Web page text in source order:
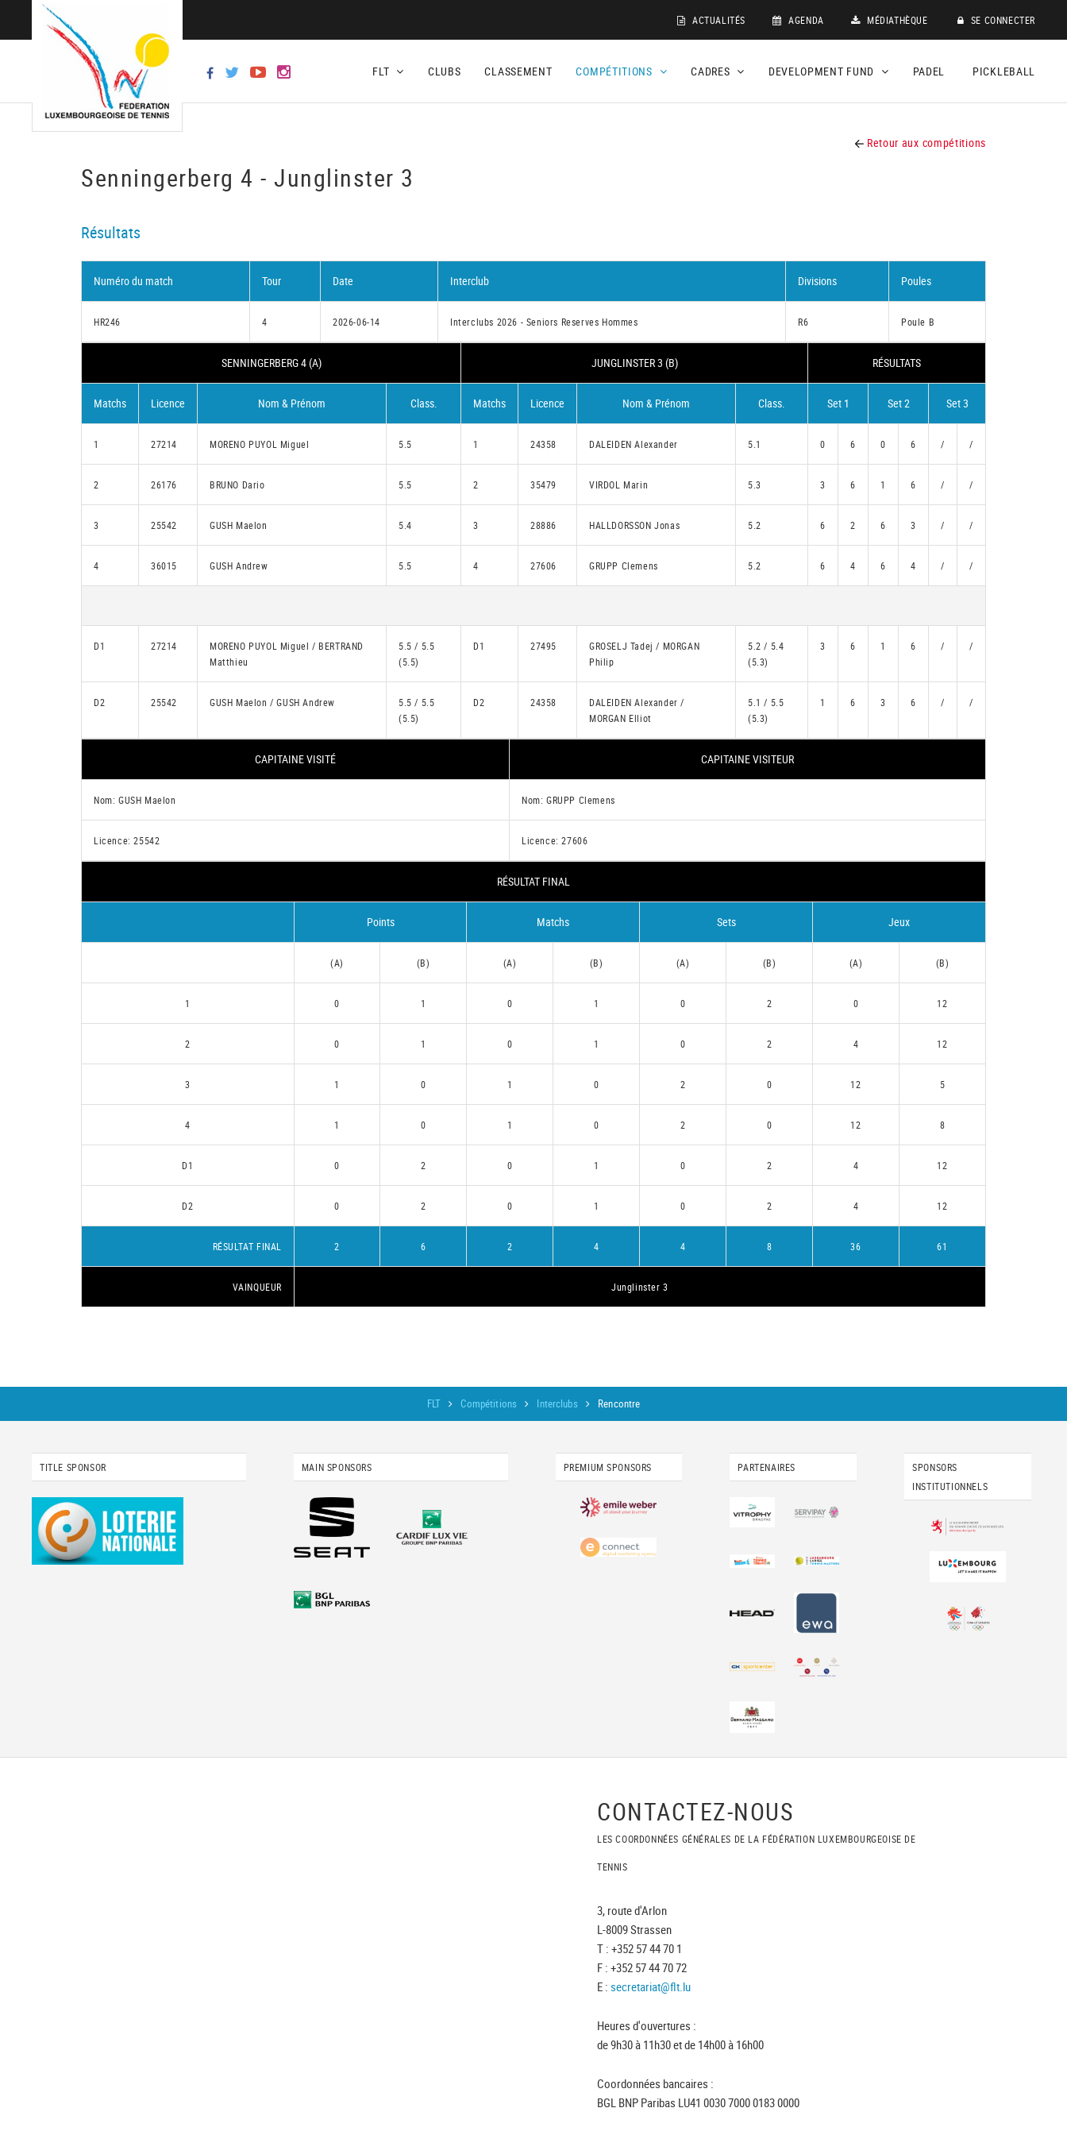
ACTUALITÉS AGENDA MÉDIATHÈQUE SE CONNECTER
FLT CLUBS CLASSEMENT COMPÉTITIONS CADRES DEVELOPMENT FUND PADEL PICKLEBALL
Retour aux compétitions
Senningerberg 4 - Junglinster 3
Résultats
Numéro du match Tour Date Interclub Divisions Poules
HR246 4 2026-06-14 Interclubs 2026 - Seniors Reserves Hommes R6 Poule B
SENNINGERBERG 4 (A) JUNGLINSTER 3 (B) RÉSULTATS
Matchs Licence Nom & Prénom Class. Matchs Licence Nom & Prénom Class. Set 1 Set 2 Set 3
1 27214 MORENO PUYOL Miguel 5.5 1 24358 DALEIDEN Alexander 5.1 0 6 0 6 / /
2 26176 BRUNO Dario 5.5 2 35479 VIRDOL Marin 5.3 3 6 1 6 / /
3 25542 GUSH Maelon 5.4 3 28886 HALLDORSSON Jonas 5.2 6 2 6 3 / /
4 36015 GUSH Andrew 5.5 4 27606 GRUPP Clemens 5.2 6 4 6 4 / /
D1 27214
MORENO PUYOL Miguel / BERTRAND
Matthieu
5.5 / 5.5
(5.5)
D1 27495
GROSELJ Tadej / MORGAN
Philip
5.2 / 5.4
(5.3)
3 6 1 6 / /
D2 25542 GUSH Maelon / GUSH Andrew
5.5 / 5.5
(5.5)
D2 24358
DALEIDEN Alexander /
MORGAN Elliot
5.1 / 5.5
(5.3)
1 6 3 6 / /
CAPITAINE VISITÉ CAPITAINE VISITEUR
Nom: GUSH Maelon Nom: GRUPP Clemens
Licence: 25542 Licence: 27606
RÉSULTAT FINAL
Points Matchs Sets Jeux
(A) (B) (A) (B) (A) (B) (A) (B)
1 0 1 0 1 0 2 0 12
2 0 1 0 1 0 2 4 12
3 1 0 1 0 2 0 12 5
4 1 0 1 0 2 0 12 8
D1 0 2 0 1 0 2 4 12
D2 0 2 0 1 0 2 4 12
RÉSULTAT FINAL 2 6 2 4 4 8 36 61
VAINQUEUR Junglinster 3
FLT Compétitions Interclubs Rencontre
TITLE SPONSOR MAIN SPONSORS PREMIUM SPONSORS PARTENAIRES
SPONSORS
INSTITUTIONNELS
CONTACTEZ-NOUS
LES COORDONNÉES GÉNÉRALES DE LA FÉDÉRATION LUXEMBOURGEOISE DE
TENNIS
3, route d'Arlon
L-8009 Strassen
T : +352 57 44 70 1
F : +352 57 44 70 72
E : secretariat@flt.lu
Heures d'ouvertures :
de 9h30 à 11h30 et de 14h00 à 16h00
Coordonnées bancaires :
BGL BNP Paribas LU41 0030 7000 0183 0000